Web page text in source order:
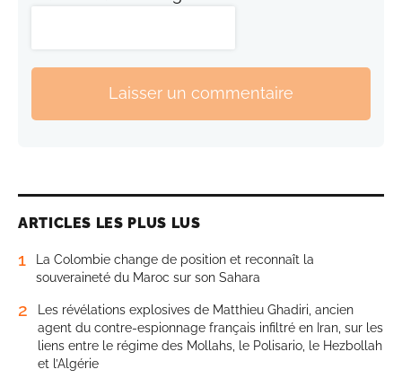
Laisser un commentaire
ARTICLES LES PLUS LUS
1
La Colombie change de position et reconnaît la
souveraineté du Maroc sur son Sahara
2
Les révélations explosives de Matthieu Ghadiri, ancien
agent du contre-espionnage français infiltré en Iran, sur les
liens entre le régime des Mollahs, le Polisario, le Hezbollah
et l’Algérie